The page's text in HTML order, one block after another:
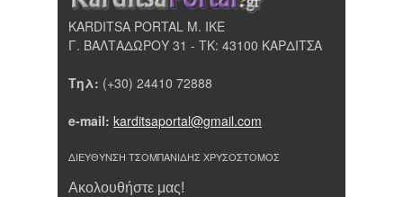
KARDITSA PORTAL Μ. ΙΚΕ
Γ. ΒΑΛΤΑΔΩΡΟΥ 31 - ΤΚ: 43100 ΚΑΡΔΙΤΣΑ
Τηλ: (+30) 24410 72888
e-mail: karditsaportal@gmail.com
ΔΙΕΥΘΥΝΣΗ ΤΣΟΜΠΑΝΙΔΗΣ ΧΡΥΣΟΣΤΟΜΟΣ
Ακολουθήστε μας!